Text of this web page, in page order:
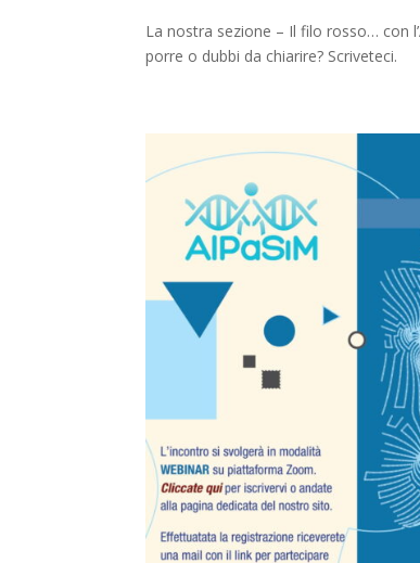
La nostra sezione – Il filo rosso… con
porre o dubbi da chiarire? Scriveteci.